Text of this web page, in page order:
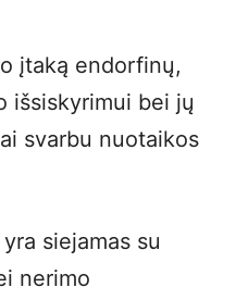
įtaką endorfinų,
išsiskyrimui bei jų
svarbu nuotaikos
siejamas su
nerimo